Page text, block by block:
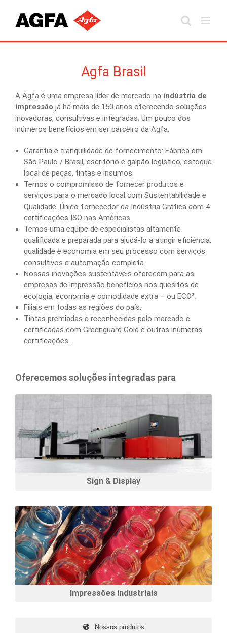
content
Agfa Brasil
A Agfa é uma empresa líder de mercado na indústria de
impressão já há mais de 150 anos oferecendo soluções
inovadoras, consultivas e integradas. Um pouco dos
inúmeros benefícios em ser parceiro da Agfa:
Garantia e tranquilidade de fornecimento: Fábrica em
São Paulo / Brasil, escritório e galpão logístico, estoque
local de peças, tintas e insumos.
Temos o compromisso de fornecer produtos e
serviços para o mercado local com Sustentabilidade e
Qualidade. Único fornecedor da Indústria Gráfica com 4
certificações ISO nas Américas.
Temos uma equipe de especialistas altamente
qualificada e preparada para ajudá-lo a atingir eficiência,
qualidade e economia em seu processo com serviços
consultivos e automação completa.
Nossas inovações sustentáveis oferecem para as
empresas de impressão benefícios nos quesitos de
ecologia, economia e comodidade extra – ou ECO³.
Filiais em todas as regiões do país.
Tintas premiadas e reconhecidas pelo mercado e
certificadas com Greenguard Gold e outras inúmeras
certificações.
Oferecemos soluções integradas para
Sign & Display
Impressões industriais
Nossos produtos